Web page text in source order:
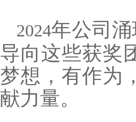
2024年公司
导向这些获奖
梦想，有作为
献力量。